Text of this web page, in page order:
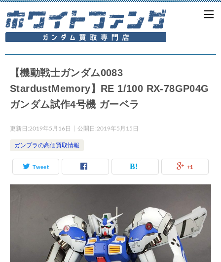
【機動戦士ガンダム0083
StardustMemory】RE 1/100 RX-78GP04G
ガンダム試作4号機 ガーベラ
更新日:2019年5月16日 公開日:2019年5月15日
ガンプラの高価買取情報
Tweet +1